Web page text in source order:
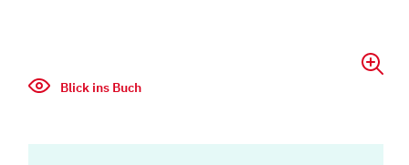
Blick ins Buch